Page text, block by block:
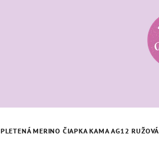
PLETENÁ MERINO ČIAPKA KAMA AG12 RUŽOVÁ